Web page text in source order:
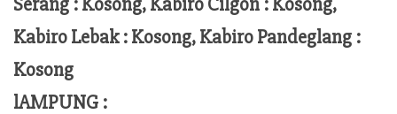
Serang : Kosong, Kabiro Cilgon : Kosong,
Kabiro Lebak : Kosong, Kabiro Pandeglang :
Kosong
lAMPUNG :